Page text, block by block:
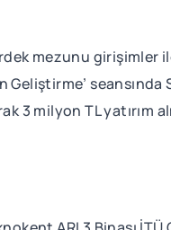
mezunu
Geliştirme’
milyon TL yatırım